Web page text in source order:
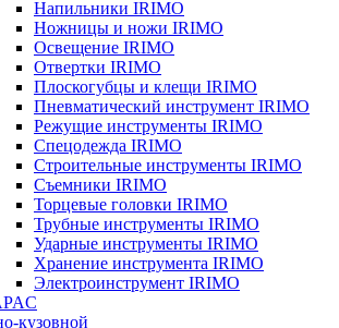
Напильники IRIMO
Ножницы и ножи IRIMO
Освещение IRIMO
Отвертки IRIMO
Плоскогубцы и клещи IRIMO
Пневматический инструмент IRIMO
Режущие инструменты IRIMO
Спецодежда IRIMO
Строительные инструменты IRIMO
Съемники IRIMO
Торцевые головки IRIMO
Трубные инструменты IRIMO
Ударные инструменты IRIMO
Хранение инструмента IRIMO
Электроинструмент IRIMO
кузовной